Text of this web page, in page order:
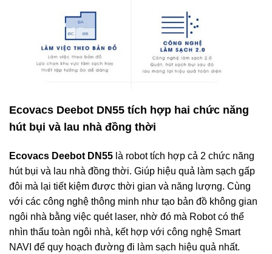
Ecovacs Deebot DN55 tích hợp hai chức năng
hút bụi và lau nhà đồng thời
Ecovacs Deebot DN55 là robot tích hợp cả 2 chức năng
hút bụi và lau nhà đồng thời. Giúp hiệu quả làm sạch gấp
đôi mà lại tiết kiệm được thời gian và năng lượng. Cùng
với các công nghệ thông minh như tạo bản đồ không gian
ngôi nhà bằng việc quét laser, nhờ đó mà Robot có thể
nhìn thấu toàn ngôi nhà, kết hợp với công nghệ Smart
NAVI để quy hoạch đường đi làm sạch hiệu quả nhất.